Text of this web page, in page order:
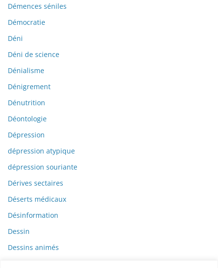
Démences séniles
Démocratie
Déni
Déni de science
Dénialisme
Dénigrement
Dénutrition
Déontologie
Dépression
dépression atypique
dépression souriante
Dérives sectaires
Déserts médicaux
Désinformation
Dessin
Dessins animés